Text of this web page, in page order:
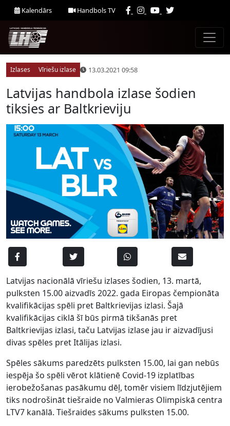
Kalendārs Handbols TV
Izlases Vīriešu izlase 13.03.2021 09:58
Latvijas handbola izlase šodien
tiksies ar Baltkrieviju
Latvijas nacionālā vīriešu izlases šodien, 13. martā,
pulksten 15.00 aizvadīs 2022. gada Eiropas čempionāta
kvalifikācijas spēli pret Baltkrievijas izlasi. Šajā
kvalifikācijas ciklā šī būs pirmā tikšanās pret
Baltkrievijas izlasi, taču Latvijas izlase jau ir aizvadījusi
divas spēles pret Itālijas izlasi.
Spēles sākums paredzēts pulksten 15.00, lai gan nebūs
iespēja šo spēli vērot klātienē Covid-19 izplatības
ierobežošanas pasākumu dēļ, tomēr visiem līdzjutējiem
tiks nodrošināt tiešraide no Valmieras Olimpiskā centra
LTV7 kanālā. Tiešraides sākums pulksten 15.00.